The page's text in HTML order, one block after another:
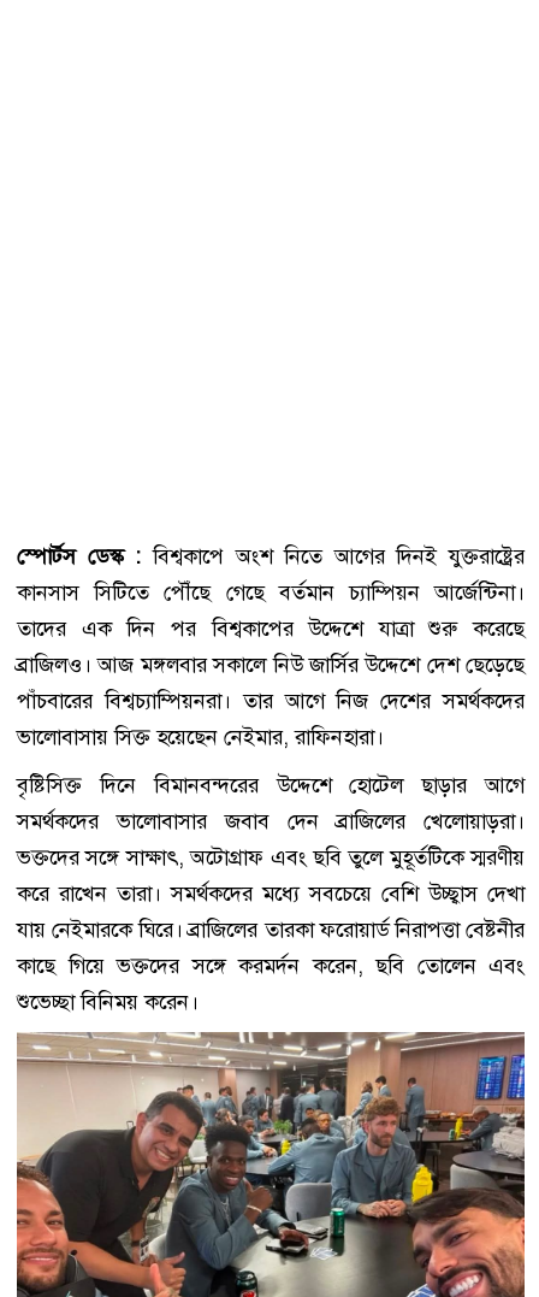
স্পোর্টস ডেস্ক : বিশ্বকাপে অংশ নিতে আগের দিনই যুক্তরাষ্ট্রের
কানসাস সিটিতে পৌঁছে গেছে বর্তমান চ্যাম্পিয়ন আর্জেন্টিনা।
তাদের এক দিন পর বিশ্বকাপের উদ্দেশে যাত্রা শুরু করেছে
ব্রাজিলও। আজ মঙ্গলবার সকালে নিউ জার্সির উদ্দেশে দেশ ছেড়েছে
পাঁচবারের বিশ্বচ্যাম্পিয়নরা। তার আগে নিজ দেশের সমর্থকদের
ভালোবাসায় সিক্ত হয়েছেন নেইমার, রাফিনহারা।
বৃষ্টিসিক্ত দিনে বিমানবন্দরের উদ্দেশে হোটেল ছাড়ার আগে
সমর্থকদের ভালোবাসার জবাব দেন ব্রাজিলের খেলোয়াড়রা।
ভক্তদের সঙ্গে সাক্ষাৎ, অটোগ্রাফ এবং ছবি তুলে মুহূর্তটিকে স্মরণীয়
করে রাখেন তারা। সমর্থকদের মধ্যে সবচেয়ে বেশি উচ্ছ্বাস দেখা
যায় নেইমারকে ঘিরে। ব্রাজিলের তারকা ফরোয়ার্ড নিরাপত্তা বেষ্টনীর
কাছে গিয়ে ভক্তদের সঙ্গে করমর্দন করেন, ছবি তোলেন এবং
শুভেচ্ছা বিনিময় করেন।